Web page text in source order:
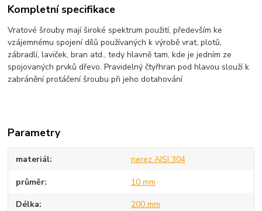
Kompletní specifikace
Vratové šrouby mají široké spektrum použití, především ke
vzájemnému spojení dílů používaných k výrobě vrat, plotů,
zábradlí, laviček, bran atd., tedy hlavně tam, kde je jedním ze
spojovaných prvků dřevo. Pravidelný čtyřhran pod hlavou slouží k
zabránění protáčení šroubu při jeho dotahování
Parametry
materiál nerez AISI 304
průměr 10 mm
Délka 200 mm